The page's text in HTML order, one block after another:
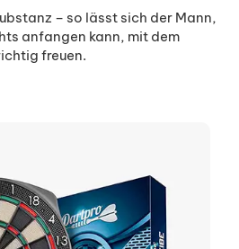
– so lässt sich der Mann,
anfangen kann, mit dem
freuen.